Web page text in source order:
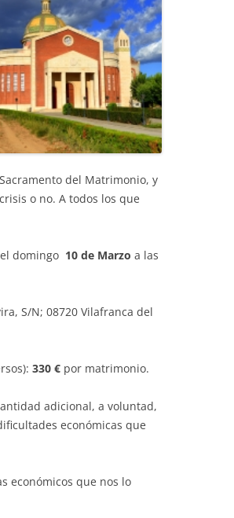
del Matrimonio, y
o no. A todos los que
domingo 10 de Marzo a las
S/N; 08720 Vilafranca del
330 € por matrimonio.
adicional, a voluntad,
económicas que
económicos que nos lo